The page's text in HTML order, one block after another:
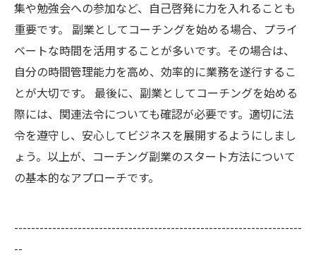
集や勉強会への参加など、自己啓発に力を入れることも
重要です。 副業としてコーチングを始める場合、プライ
ベートな時間を活用することが多いです。その場合は、
自分の時間管理能力を高め、効率的に業務を遂行するこ
とが大切です。 最後に、副業としてコーチングを始める
際には、関連法令についても確認が必要です。適切に法
令を遵守し、安心してビジネスを展開するようにしまし
ょう。以上が、コーチング副業のスタート方法について
の基本的なアプローチです。
--------------------------------------------------------------------
--